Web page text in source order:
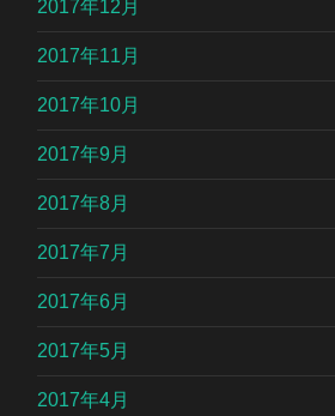
2017年12月
2017年11月
2017年10月
2017年9月
2017年8月
2017年7月
2017年6月
2017年5月
2017年4月